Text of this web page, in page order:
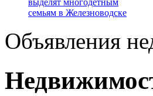
семьям в Железноводске
Объявления